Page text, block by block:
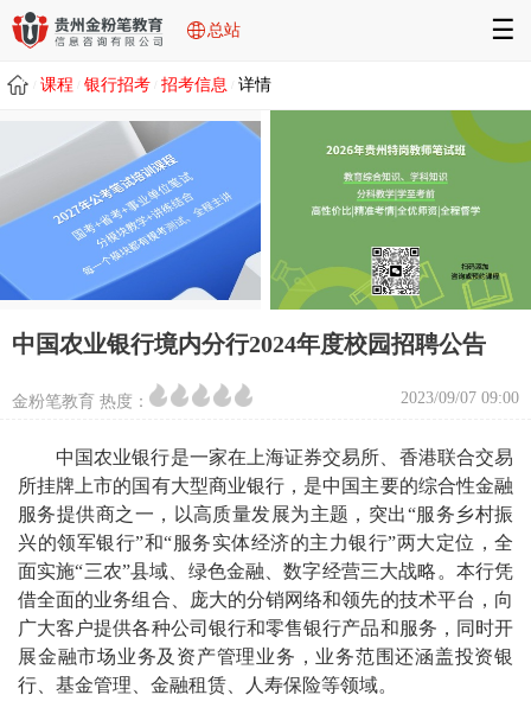
总站 ☰
课程 银行招考 招考信息 详情
中国农业银行境内分行2024年度校园招聘公告
金粉笔教育 热度： 2023/09/07 09:00
中国农业银行是一家在上海证券交易所、香港联合交易
所挂牌上市的国有大型商业银行，是中国主要的综合性金融
服务提供商之一，以高质量发展为主题，突出“服务乡村振
兴的领军银行”和“服务实体经济的主力银行”两大定位，全
面实施“三农”县域、绿色金融、数字经营三大战略。本行凭
借全面的业务组合、庞大的分销网络和领先的技术平台，向
广大客户提供各种公司银行和零售银行产品和服务，同时开
展金融市场业务及资产管理业务，业务范围还涵盖投资银
行、基金管理、金融租赁、人寿保险等领域。